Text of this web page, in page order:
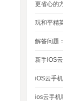
更省心的